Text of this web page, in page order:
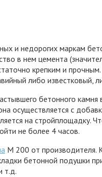
и недорогих маркам
в нем цемента
крепким и
либо известковый,
бетонного
осуществляется с
на стройплощадку.
не более 4 часов.
М 200 от производителя.
бетонной подушки
т.д.